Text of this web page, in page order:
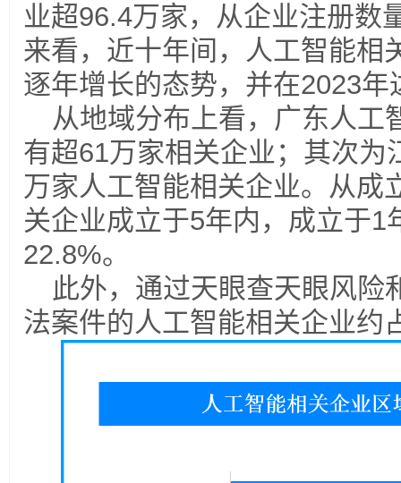
业超96.4万家，从企业注册数
来看，近十年间，人工智能相
逐年增长的态势，并在2023年
从地域分布上看，广东人工
有超61万家相关企业；其次为
万家人工智能相关企业。从成
关企业成立于5年内，成立于1
22.8%。
此外，通过天眼查天眼风险
法案件的人工智能相关企业约